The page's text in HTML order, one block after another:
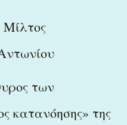
Μίλτος
των
κατανόησης» της